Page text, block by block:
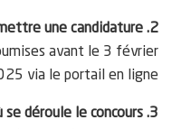
2. Quel est le dernier délai pour soumettre une candidature ?
avant le 3 février
via le portail en ligne.
3. Où se déroule le concours ?